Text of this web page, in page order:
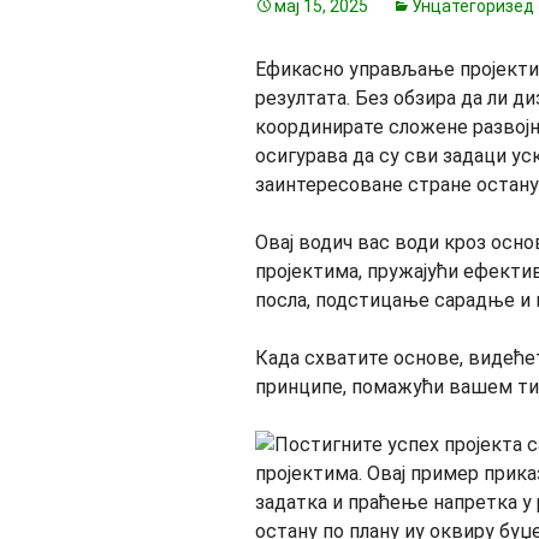
мај 15, 2025 Унцатегоризед
Ефикасно управљање
резултата. Без обзира да ли
координирате сложене
осигурава да су сви задаци
заинтересоване стране
Овај водич вас води кроз
пројектима, пружајући
посла, подстицање сарадње
Када схватите основе,
принципе, помажући вашем